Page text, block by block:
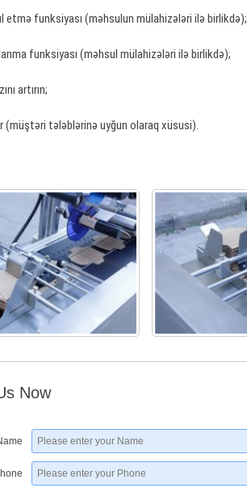
funksiyası (məhsulun mülahizələri ilə birlikdə);
funksiyası (məhsul mülahizələri ilə birlikdə);
artırın;
(müştəri tələblərinə uyğun olaraq xüsusi).
Now